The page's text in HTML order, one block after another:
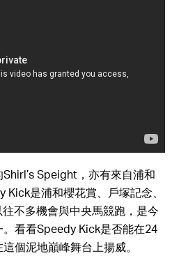
Speight，亦有來自浦和
Kick是浦和櫻花賞、戶塚記念、
不多機會與中央馬競跑，是今
。看看Speedy Kick是否能在24
個泥地巔峰舞台上揚威。